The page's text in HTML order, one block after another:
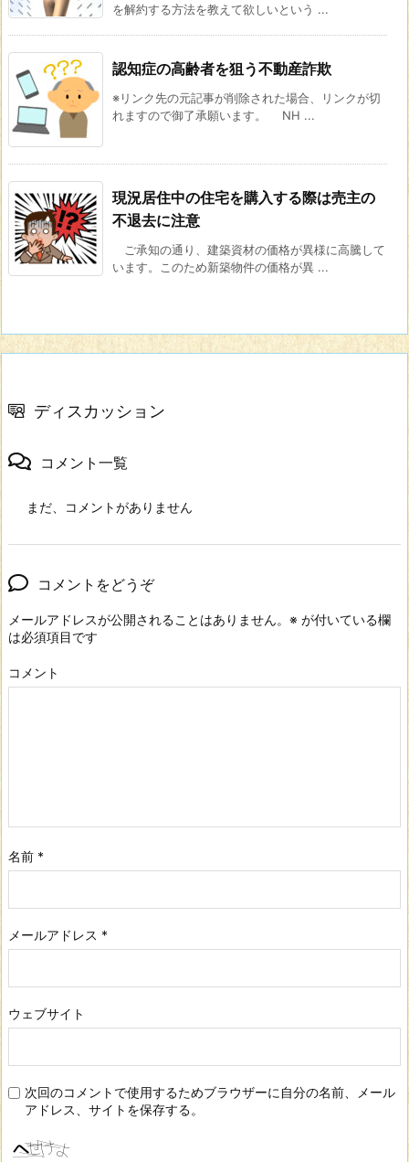
を解約する方法を教えて欲しいという ...
認知症の高齢者を狙う不動産詐欺
※リンク先の元記事が削除された場合、リンクが切
れますので御了承願います。 NH ...
現況居住中の住宅を購入する際は売主の
不退去に注意
ご承知の通り、建築資材の価格が異様に高騰して
います。このため新築物件の価格が異 ...
ディスカッション
コメント一覧
まだ、コメントがありません
コメントをどうぞ
メールアドレスが公開されることはありません。 ※ が付いている欄
は必須項目です
コメント
名前 *
メールアドレス *
ウェブサイト
次回のコメントで使用するためブラウザーに自分の名前、メール
アドレス、サイトを保存する。